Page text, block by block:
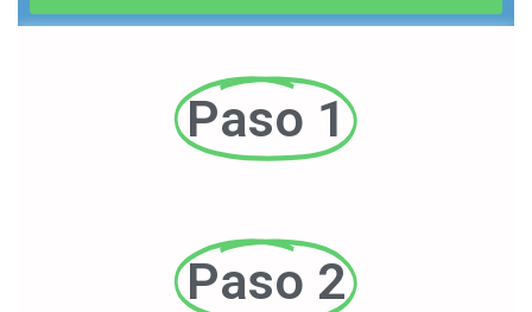
Paso 1
Paso 2